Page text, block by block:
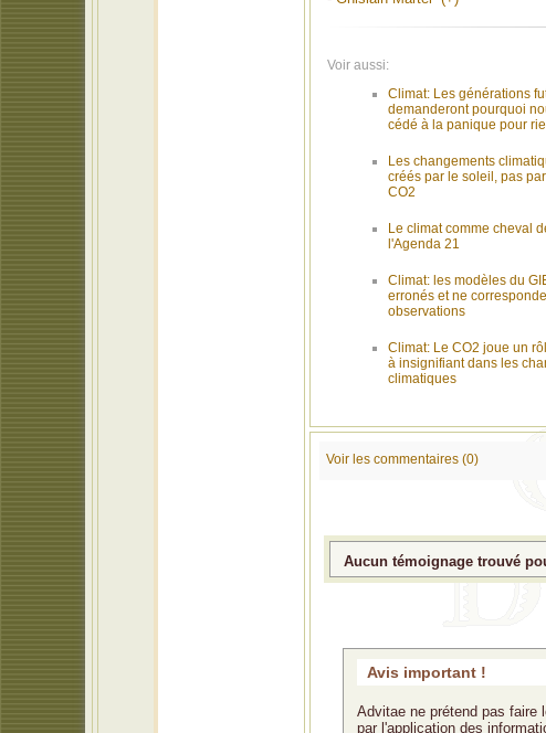
Voir aussi:
Climat: Les générations
demanderont pourquoi
cédé à la panique pour
Les changements
créés par le soleil, pas
CO2
Le climat comme cheval
l'Agenda 21
Climat: les modèles du
erronés et ne
observations
Climat: Le CO2 joue un
à insignifiant dans les
climatiques
Voir les commentaires (0)
Aucun témoignage trouvé
Avis important !
Advitae ne prétend pas faire
par l'application des